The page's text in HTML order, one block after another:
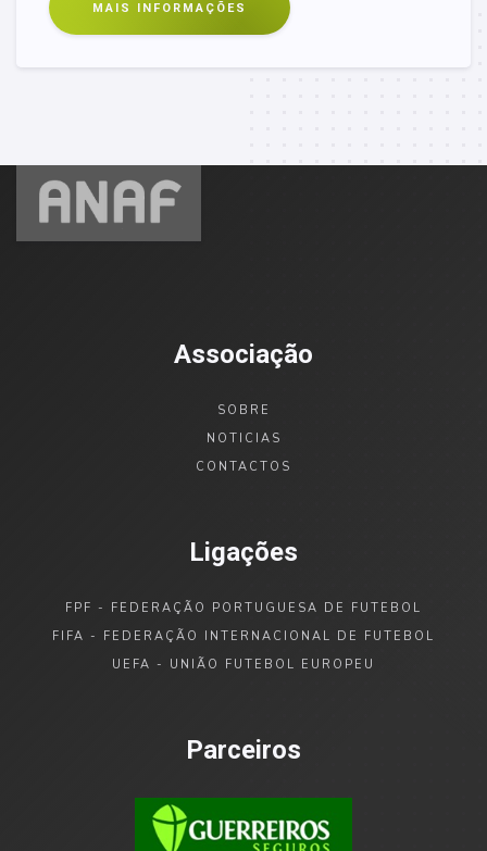
MAIS INFORMAÇÕES
Associação
SOBRE
NOTICIAS
CONTACTOS
Ligações
FPF - FEDERAÇÃO PORTUGUESA DE FUTEBOL
FIFA - FEDERAÇÃO INTERNACIONAL DE FUTEBOL
UEFA - UNIÃO FUTEBOL EUROPEU
Parceiros